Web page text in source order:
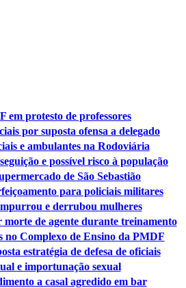
em protesto de professores
por suposta ofensa a delegado
e ambulantes na Rodoviária
e possível risco à população
de São Sebastião
para policiais militares
e derrubou mulheres
de agente durante treinamento
no Complexo de Ensino da PMDF
estratégia de defesa de oficiais
e importunação sexual
a casal agredido em bar